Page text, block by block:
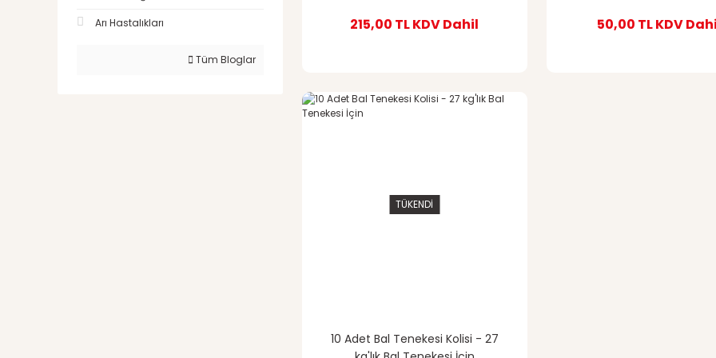
Arı Hastalıkları
Tüm Bloglar
215,00 TLKDV Dahil 50,00 TLKDV
TÜKENDİ
10 Adet Bal Tenekesi Kolisi - 27